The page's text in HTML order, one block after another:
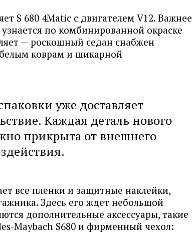
S 680 4Matic с двигателем V12. Важнее
по комбинированной окраске
— роскошный седан снабжен
белым коврам и шикарной
уже доставляет
Каждая деталь нового
прикрыта от внешнего
все пленки и защитные наклейки,
Здесь его ждет небольшой
дополнительные аксессуары, такие
Maybach S680 и фирменный чехол: